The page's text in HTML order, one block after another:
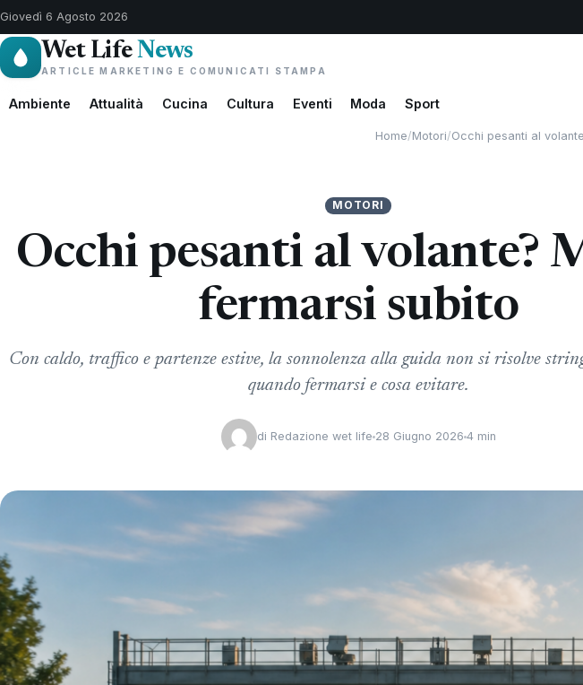
Giovedì 6 Agosto 2026
Wet LifeNews
ARTICLE MARKETING E COMUNICATI STAMPA
Ambiente Attualità Cucina Cultura Eventi Moda Sport
Home/Motori/Occhi pesanti al
MOTORI
Occhi pesanti al volante?
fermarsi subito
Con caldo, traffico e partenze estive, la sonnolenza alla guida non si risolve
quando fermarsi e cosa evitare.
di Redazione wet life 28 Giugno 2026 4 min